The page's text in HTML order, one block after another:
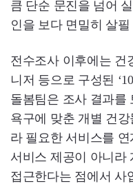
큼 단순 문진을 넘어
인을 보다 면밀히 살
전수조사 이후에는 건
니저 등으로 구성된
돌봄팀은 조사 결과를
욕구에 맞춘 개별 건
라 필요한 서비스를
서비스 제공이 아니라
접근한다는 점에서 사